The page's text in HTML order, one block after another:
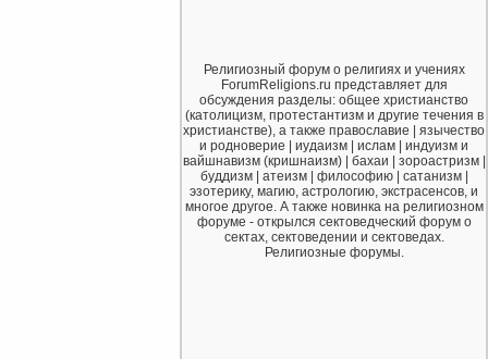
Религиозный форум о религиях и учениях
ForumReligions.ru представляет для
обсуждения разделы: общее христианство
(католицизм, протестантизм и другие течения в
христианстве), а также православие | язычество
и родноверие | иудаизм | ислам | индуизм и
вайшнавизм (кришнаизм) | бахаи | зороастризм |
буддизм | атеизм | философию | сатанизм |
эзотерику, магию, астрологию, экстрасенсов, и
многое другое. А также новинка на религиозном
форуме - открылся сектоведческий форум о
сектах, сектоведении и сектоведах.
Религиозные форумы.